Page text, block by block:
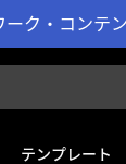
ク・コンテ
テンプレート